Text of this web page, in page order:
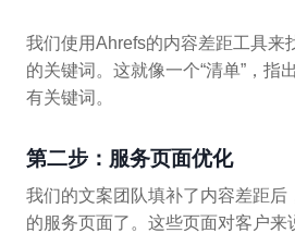
我们使用Ahrefs的内容差距工具来
的关键词。这就像一个“清单”，指
有关键词。
第二步：服务页面优化
我们的文案团队填补了内容差距后
的服务页面了。这些页面对客户来